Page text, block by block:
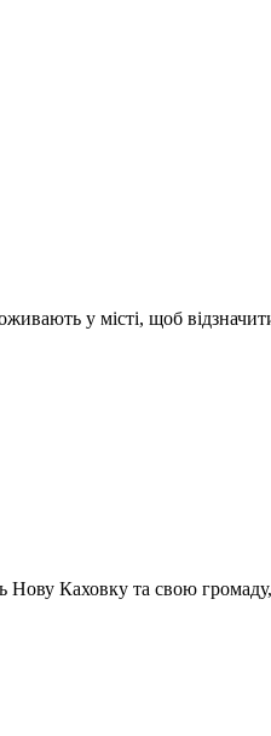
у місті, щоб
Каховку та свою